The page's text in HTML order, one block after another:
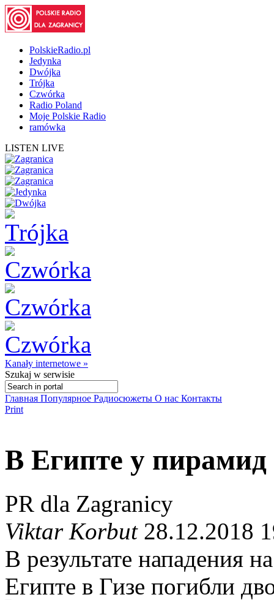
PolskieRadio.pl
Jedynka
Dwójka
Trójka
Czwórka
Radio Poland
Moje Polskie Radio
ramówka
LISTEN LIVE
Kanały internetowe »
Szukaj w serwisie
Главная Популярное Радиосюжеты О нас Контакты
Print
В Египте у пирамид
PR dla Zagranicy
Viktar Korbut28.12.2018
В результате нападения
Египте в Гизе погибли